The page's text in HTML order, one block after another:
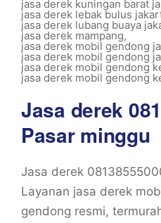
jasa derek kuningan barat
jasa derek lebak bulus
jasa derek lubang buaya
jasa derek mampang,
jasa derek mobil gendong
jasa derek mobil gendong
jasa derek mobil gendong
jasa derek mobil gendong
Jasa derek
Pasar minggu
Jasa derek
Layanan jasa derek
gendong resmi,